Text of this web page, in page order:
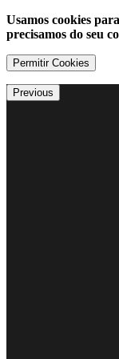
Usamos cookies
precisamos do seu
Permitir Cookies
Previous